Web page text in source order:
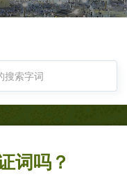
词吗？